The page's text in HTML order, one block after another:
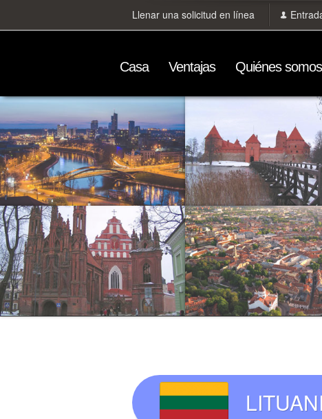
Llenar una solicitud en línea
Сasa Ventajas Quiénes somos
Lituania